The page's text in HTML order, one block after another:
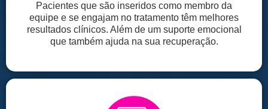
Pacientes que são inseridos como membro da
equipe e se engajam no tratamento têm melhores
resultados clínicos. Além de um suporte emocional
que também ajuda na sua recuperação.